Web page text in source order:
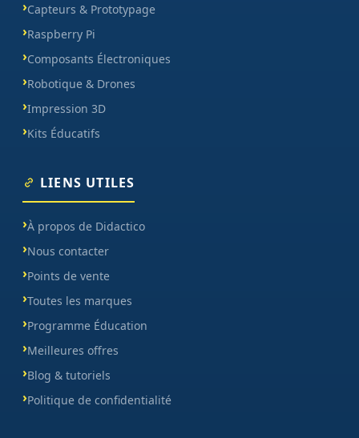
Capteurs & Prototypage
Raspberry Pi
Composants Électroniques
Robotique & Drones
Impression 3D
Kits Éducatifs
LIENS UTILES
À propos de Didactico
Nous contacter
Points de vente
Toutes les marques
Programme Éducation
Meilleures offres
Blog & tutoriels
Politique de confidentialité